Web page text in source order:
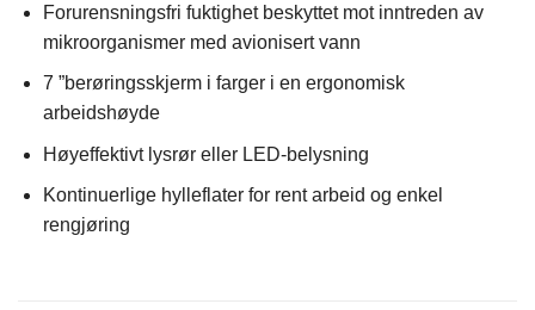
Forurensningsfri fuktighet beskyttet mot inntreden av
mikroorganismer med avionisert vann
7 ”berøringsskjerm i farger i en ergonomisk
arbeidshøyde
Høyeffektivt lysrør eller LED-belysning
Kontinuerlige hylleflater for rent arbeid og enkel
rengjøring